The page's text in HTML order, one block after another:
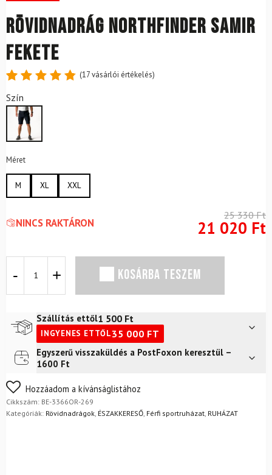
Rövidnadrág NORTHFINDER Samir
Fekete
4.88
5-ből,
értékelés
alapján
(17vásárlói értékelés)
Szín
Méret
M XL XXL
NINCS RAKTÁRON
25 330Ft
21 020 Ft
NORTHFINDER
mennyiség
KOSÁRBA TESZEM
Szállítás ettől1 500 Ft
INGYENES ETTŐL35 000 FT
Futár a címre2 400
FoxPost
Egyszerű visszaküldés a PostFoxon keresztül –
1600 Ft
Nem biztos a választásában? Semmi gond – a terméket
egyszerűen visszaküldheti 14 napon belül, indoklás nélkül.
Mik a visszaküldés feltételei?
Hozzáadom a kívánságlistához
Cikkszám: BE-3366OR-269
Kategóriák: Rövidnadrágok ÉSZAKKERESŐ Férfi sportruházat RUHÁZAT